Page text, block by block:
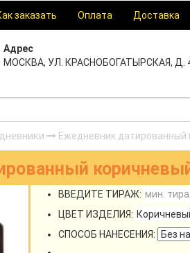
заказать Оплата Доставка
Адрес
МОСКВА, УЛ. КРАСНОБОГАТЫРСКАЯ, Д.
Ежедневник датированный
ВВЕДИТЕ ТИРАЖ:
ЦВЕТ ИЗДЕЛИЯ:
СПОСОБ НАНЕСЕНИЯ: